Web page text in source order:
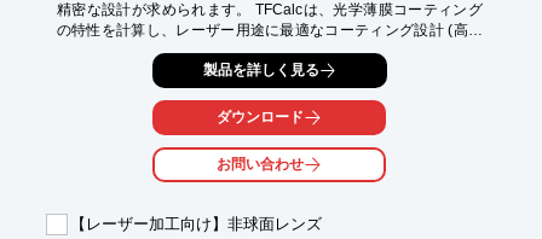
精密な設計が求められます。 TFCalcは、光学薄膜コーティング
の特性を計算し、レーザー用途に最適なコーティング設計 (高出
力ミラーやビームスプリッターなど) を可能にします。
【活用シーン】
・レーザー発振器
・レーザー加工機
・光学フィルター
・波長選択の最適化
製品を詳しく見る
ダウンロード
お問い合わせ
【レーザー加工向け】非球面レンズ